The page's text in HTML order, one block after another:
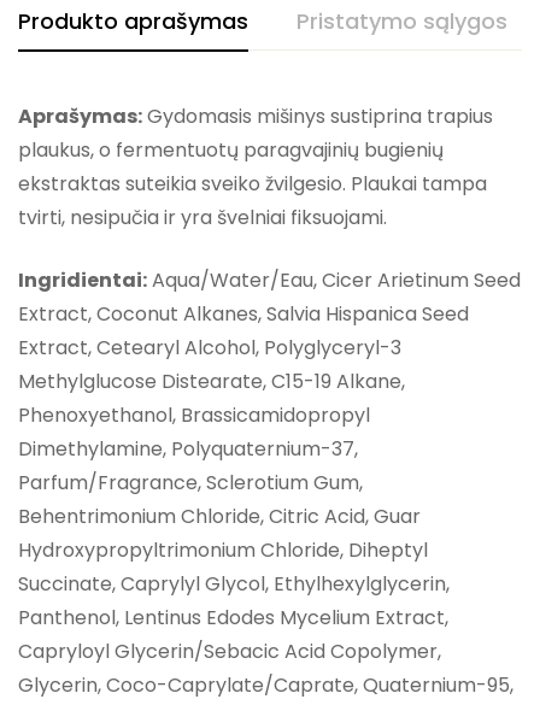
Produkto aprašymas Pristatymo sąlygos
Aprašymas:Gydomasis mišinys sustiprina trapius
plaukus, o fermentuotų paragvajinių bugienių
ekstraktas suteikia sveiko žvilgesio. Plaukai tampa
tvirti, nesipučia ir yra švelniai fiksuojami.
Ingridientai:Aqua/Water/Eau, Cicer Arietinum Seed
Extract, Coconut Alkanes, Salvia Hispanica Seed
Extract, Cetearyl Alcohol, Polyglyceryl-3
Methylglucose Distearate, C15-19 Alkane,
Phenoxyethanol, Brassicamidopropyl
Dimethylamine, Polyquaternium-37,
Parfum/Fragrance, Sclerotium Gum,
Behentrimonium Chloride, Citric Acid, Guar
Hydroxypropyltrimonium Chloride, Diheptyl
Succinate, Caprylyl Glycol, Ethylhexylglycerin,
Panthenol, Lentinus Edodes Mycelium Extract,
Capryloyl Glycerin/Sebacic Acid Copolymer,
Glycerin, Coco-Caprylate/Caprate, Quaternium-95,